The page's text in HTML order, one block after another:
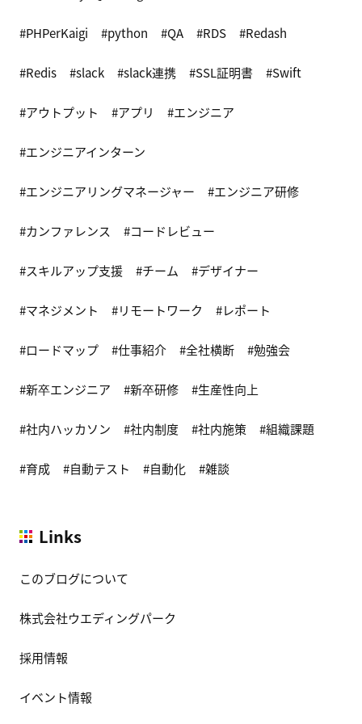
PHPerKaigi python QA RDS Redash
Redis slack slack連携 SSL証明書 Swift
アウトプット アプリ エンジニア
エンジニアインターン
エンジニアリングマネージャー エンジニア研修
カンファレンス コードレビュー
スキルアップ支援 チーム デザイナー
マネジメント リモートワーク レポート
ロードマップ 仕事紹介 全社横断 勉強会
新卒エンジニア 新卒研修 生産性向上
社内ハッカソン 社内制度 社内施策 組織課題
育成 自動テスト 自動化 雑談
Links
このブログについて
株式会社ウエディングパーク
採用情報
イベント情報